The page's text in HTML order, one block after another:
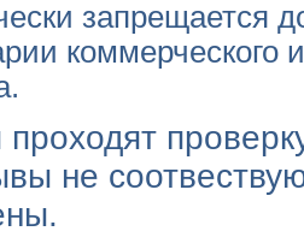
запрещается
коммерческого
не